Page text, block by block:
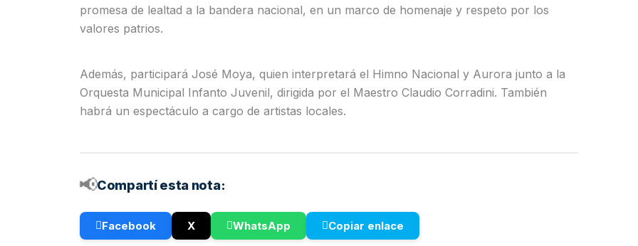
promesa de lealtad a la bandera nacional, en un marco de homenaje y respeto por los
valores patrios.
Además, participará José Moya, quien interpretará el Himno Nacional y Aurora junto a la
Orquesta Municipal Infanto Juvenil, dirigida por el Maestro Claudio Corradini. También
habrá un espectáculo a cargo de artistas locales.
📢Compartí esta nota:
Facebook X WhatsApp Copiar enlace